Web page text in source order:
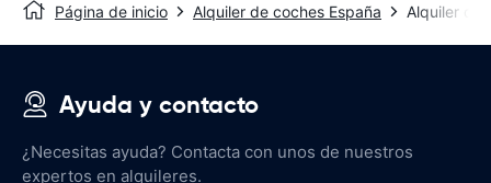
Página de inicio Alquiler de coches España Alquiler de
Ayuda y contacto
¿Necesitas ayuda? Contacta con unos de nuestros
expertos en alquileres.